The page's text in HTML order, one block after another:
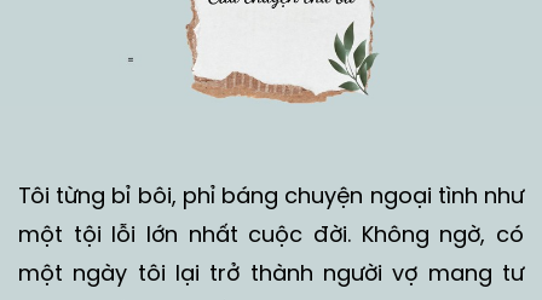
Tôi từng bỉ bôi, phỉ báng chuyện ngoại tình như
một tội lỗi lớn nhất cuộc đời. Không ngờ, có
một ngày tôi lại trở thành người vợ mang tư